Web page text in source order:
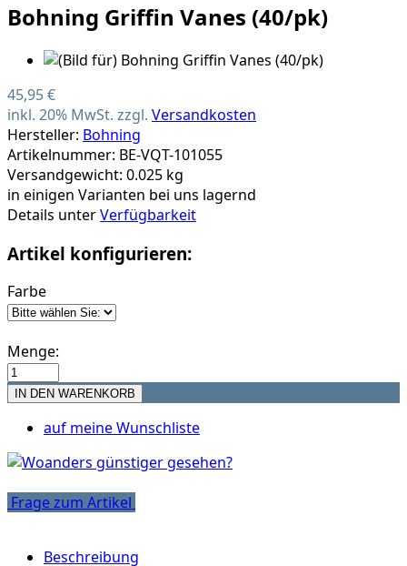
Bohning Griffin Vanes (40/pk)
45,95 €
inkl. 20% MwSt. zzgl. Versandkosten
Hersteller: Bohning
Artikelnummer: BE-VQT-101055
Versandgewicht: 0.025 kg
in einigen Varianten bei uns lagernd
Details unterVerfügbarkeit
Artikel konfigurieren:
Farbe
Menge:
auf meine Wunschliste
Frage zum Artikel
Beschreibung